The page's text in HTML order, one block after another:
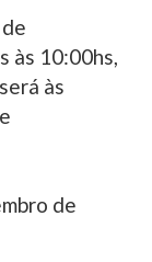
às 10:00hs,
às
de